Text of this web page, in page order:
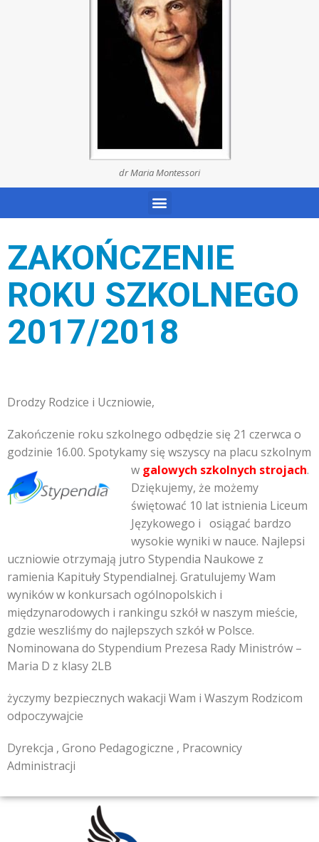
dr Maria Montessori
ZAKOŃCZENIE
ROKU SZKOLNEGO
2017/2018
Drodzy Rodzice i Uczniowie,
Zakończenie roku szkolnego odbędzie się 21 czerwca o
godzinie 16.00. Spotykamy się wszyscy na placu szkolnym
w galowych szkolnych strojach.
Dziękujemy, że możemy
świętować 10 lat istnienia Liceum
Językowego i osiągać bardzo
wysokie wyniki w nauce. Najlepsi
uczniowie otrzymają jutro Stypendia Naukowe z
ramienia Kapituły Stypendialnej. Gratulujemy Wam
wyników w konkursach ogólnopolskich i
międzynarodowych i rankingu szkół w naszym mieście,
gdzie weszliśmy do najlepszych szkół w Polsce.
Nominowana do Stypendium Prezesa Rady Ministrów –
Maria D z klasy 2LB
życzymy bezpiecznych wakacji Wam i Waszym Rodzicom
odpoczywajcie
Dyrekcja , Grono Pedagogiczne , Pracownicy
Administracji